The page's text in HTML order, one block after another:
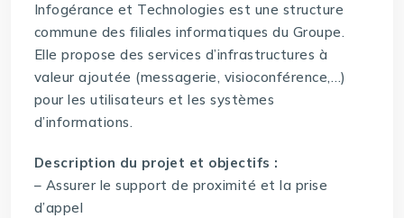
Infogérance et Technologies est une structure
commune des filiales informatiques du Groupe.
Elle propose des services d’infrastructures à
valeur ajoutée (messagerie, visioconférence,…)
pour les utilisateurs et les systèmes
d’informations.
Description du projet et objectifs :
– Assurer le support de proximité et la prise
d’appel